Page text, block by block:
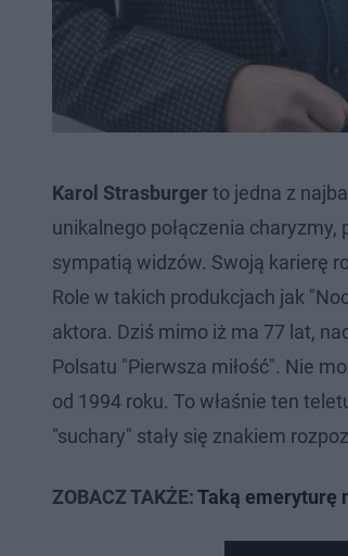
Karol Strasburger to jedna z
unikalnego połączenia charyzmy,
sympatią widzów. Swoją karierę
Role w takich produkcjach jak
aktora. Dziś mimo iż ma 77 lat,
Polsatu "Pierwsza miłość". Nie
od 1994 roku. To właśnie ten
"suchary" stały się znakiem
ZOBACZ TAKŻE:Taką emeryturę